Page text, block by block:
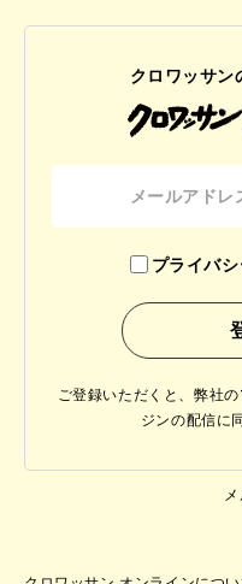
クロワッサン
プライバ
ご登録いただくと、弊社の
ジンの配信に